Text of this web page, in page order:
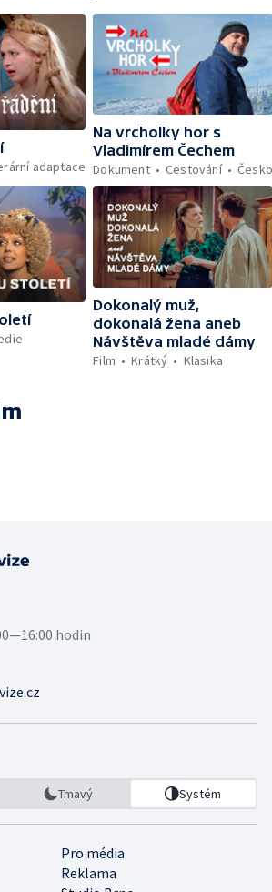
adaptace
Na vrcholky hor s
Vladimírem Čechem
Dokument
Cestování
Dokonalý muž,
dokonalá žena aneb
Návštěva mladé dámy
Film
Krátký Klasika
hodin
Tmavý Systém
Pro média
Reklama